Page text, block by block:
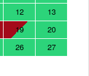
12
13
19
20
26
27